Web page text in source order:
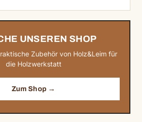
UNSEREN SHOP
Zubehör von Holz&Leim für
die Holzwerkstatt
Zum Shop →